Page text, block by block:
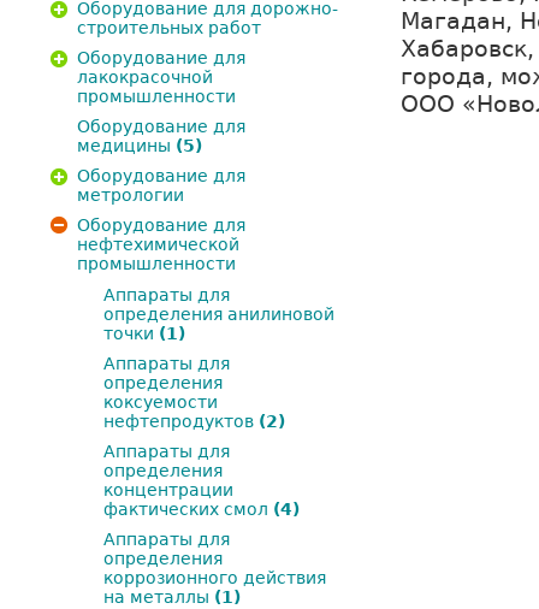
Магадан,
города,
ООО
Оборудование для дорожно-
строительных работ
Оборудование для
лакокрасочной
промышленности
Оборудование для
медицины (5)
Оборудование для
метрологии
Оборудование для
нефтехимической
промышленности
Аппараты для
определения анилиновой
точки (1)
Аппараты для
определения
коксуемости
нефтепродуктов (2)
Аппараты для
определения
концентрации
фактических смол (4)
Аппараты для
определения
коррозионного действия
на металлы (1)